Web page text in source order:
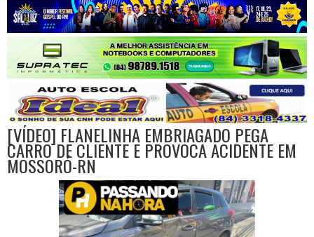
[VÍDEO] FLANELINHA EMBRIAGADO PEGA
CARRO DE CLIENTE E PROVOCA ACIDENTE EM
MOSSORÓ-RN